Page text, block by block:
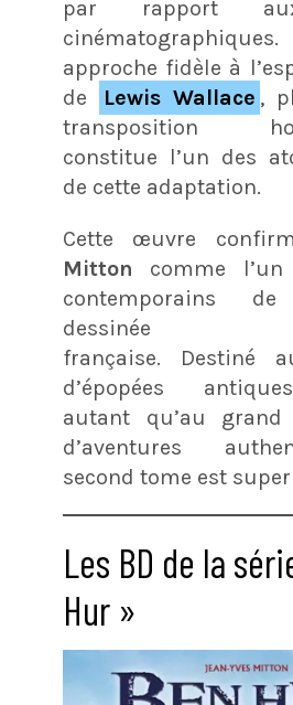
par rapport
approche fidèle à
de
Lewis Wallace ,
transposition
constitue l’un des
de cette adaptation.
Cette œuvre
Mitton comme
contemporains
dessinée
française. Destiné
d’épopées
autant qu’au
d’aventures
second tome est
Les BD de la
Hur »